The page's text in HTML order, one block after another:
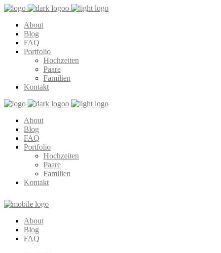
About
Blog
FAQ
Portfolio
Hochzeiten
Paare
Familien
Kontakt
About
Blog
FAQ
Portfolio
Hochzeiten
Paare
Familien
Kontakt
About
Blog
FAQ